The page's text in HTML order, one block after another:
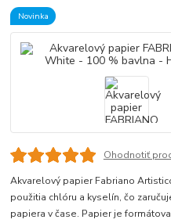
Novinka
Ohodnotiť
Akvarelový papier Fabriano
použitia chlóru a kyselín, čo
papiera v čase. Papier je